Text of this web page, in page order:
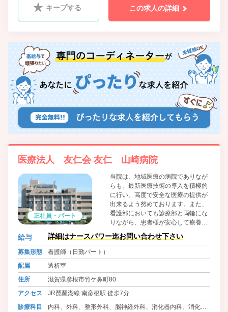
射線科
キープする この求人の詳細
医療法人 友仁会 友仁 山崎病院
正社員・パート
当院は、地域医療の病院でありなが
らも、最新医療技術の導入を積極的
に行い、高度で安全な医療の提供が
出来るよう努めております。また、
看護部においても診療部と両輪にな
りながら、患者様が安心して療養し
ていただけるようなアットホームな
環境が提供できるよう、地域に根ざ
おります。
給与 詳細はナースパワー迄お問い合わせ下さい
募集形態
看護師（日勤パート）
配属
透析室
住所
滋賀県彦根市竹ケ鼻町80
アクセス
JR琵琶湖線 南彦根駅 徒歩7分
診療科目
内科、外科、整形外科、脳神経外科、消化器内科、消化器